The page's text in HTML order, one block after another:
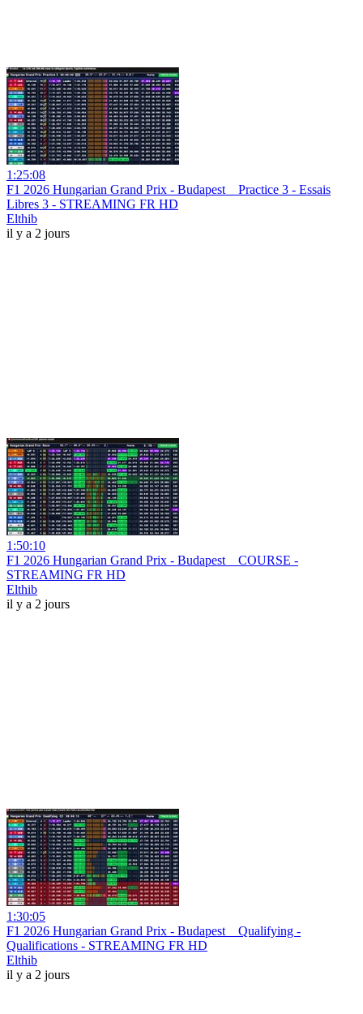
1:25:08
F1 2026 Hungarian Grand Prix - Budapest _ Practice 3 - Essais
Libres 3 - STREAMING FR HD
Elthib
il y a 2 jours
1:50:10
F1 2026 Hungarian Grand Prix - Budapest _ COURSE -
STREAMING FR HD
Elthib
il y a 2 jours
1:30:05
F1 2026 Hungarian Grand Prix - Budapest _ Qualifying -
Qualifications - STREAMING FR HD
Elthib
il y a 2 jours